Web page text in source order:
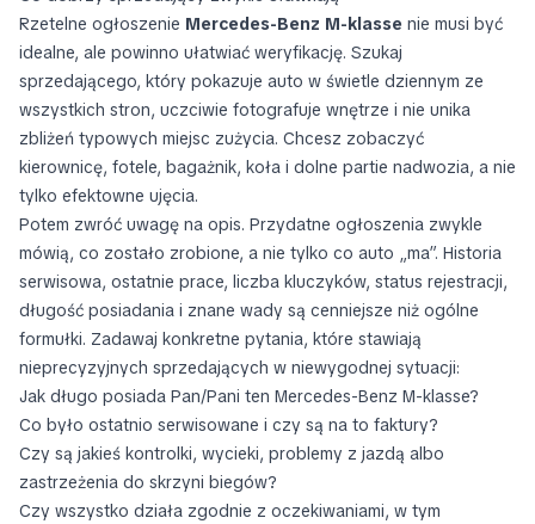
Rzetelne ogłoszenie Mercedes-Benz M-klasse nie musi być
idealne, ale powinno ułatwiać weryfikację. Szukaj
sprzedającego, który pokazuje auto w świetle dziennym ze
wszystkich stron, uczciwie fotografuje wnętrze i nie unika
zbliżeń typowych miejsc zużycia. Chcesz zobaczyć
kierownicę, fotele, bagażnik, koła i dolne partie nadwozia, a nie
tylko efektowne ujęcia.
Potem zwróć uwagę na opis. Przydatne ogłoszenia zwykle
mówią, co zostało zrobione, a nie tylko co auto „ma”. Historia
serwisowa, ostatnie prace, liczba kluczyków, status rejestracji,
długość posiadania i znane wady są cenniejsze niż ogólne
formułki. Zadawaj konkretne pytania, które stawiają
nieprecyzyjnych sprzedających w niewygodnej sytuacji:
Jak długo posiada Pan/Pani ten Mercedes-Benz M-klasse?
Co było ostatnio serwisowane i czy są na to faktury?
Czy są jakieś kontrolki, wycieki, problemy z jazdą albo
zastrzeżenia do skrzyni biegów?
Czy wszystko działa zgodnie z oczekiwaniami, w tym